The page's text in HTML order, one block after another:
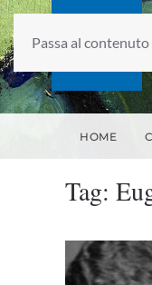
Passa al
HOME
Tag: